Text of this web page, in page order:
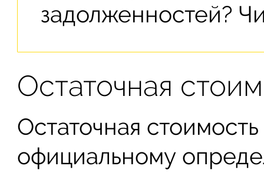
задолженностей?
Остаточная
Остаточная
официальному